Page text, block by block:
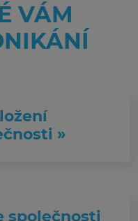
VÁM
»
společnosti